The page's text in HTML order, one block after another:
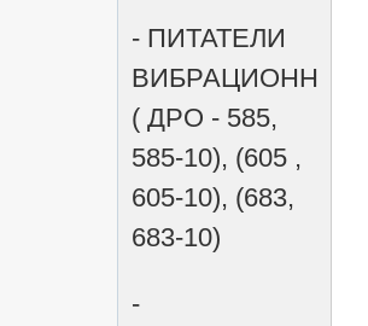
- ПИТАТЕЛИ
ВИБРАЦИОННЫЕ
( ДРО - 585,
585-10), (605 ,
605-10), (683,
683-10)
-